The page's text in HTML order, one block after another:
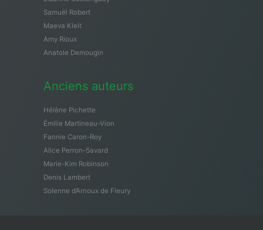
Samuël Robert
Maeva Kleit
Amy Rioux
Anatole Demougin
Anciens auteurs
Hélène Pichette
Émilie Martineau-Vion
Fannie Caron-Roy
Alice Perron-Savard
Marie-Kim Robinson
Denis Lambert
Solenne d’Arnoux de Fleury